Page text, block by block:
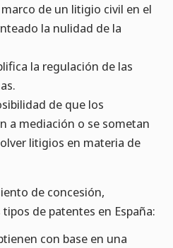
de un litigio civil en el
la nulidad de la
la regulación de las
de que los
a mediación o se sometan
litigios en materia de
de concesión,
de patentes en España:
con base en una